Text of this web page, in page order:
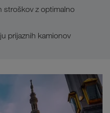
stroškov z optimalno
prijaznih kamionov